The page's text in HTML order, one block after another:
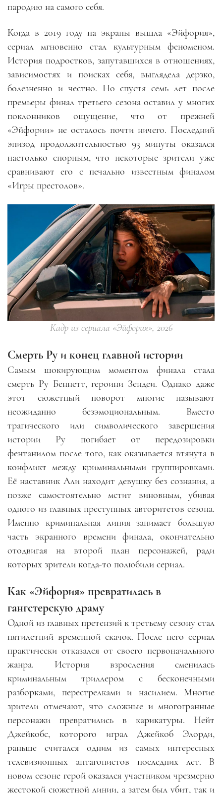
пародию на самого себя.
Когда в 2019 году на экраны вышла «Эйфория»,
сериал мгновенно стал культурным феноменом.
История подростков, запутавшихся в отношениях,
зависимостях и поисках себя, выглядела дерзко,
болезненно и честно. Но спустя семь лет после
премьеры финал третьего сезона оставил у многих
поклонников ощущение, что от прежней
«Эйфории» не осталось почти ничего. Последний
эпизод продолжительностью 93 минуты оказался
настолько спорным, что некоторые зрители уже
сравнивают его с печально известным финалом
«Игры престолов».
Кадр из сериала «Эйфория», 2026
Смерть Ру и конец главной истории
Самым шокирующим моментом финала стала
смерть Ру Беннетт, героини Зендеи. Однако даже
этот сюжетный поворот многие называют
неожиданно безэмоциональным. Вместо
трагического или символического завершения
истории Ру погибает от передозировки
фентанилом после того, как оказывается втянута в
конфликт между криминальными группировками.
Её наставник Али находит девушку без сознания, а
позже самостоятельно мстит виновным, убивая
одного из главных преступных авторитетов сезона.
Именно криминальная линия занимает большую
часть экранного времени финала, окончательно
отодвигая на второй план персонажей, ради
которых зрители когда-то полюбили сериал.
Как «Эйфория» превратилась в
гангстерскую драму
Одной из главных претензий к третьему сезону стал
пятилетний временной скачок. После него сериал
практически отказался от своего первоначального
жанра. История взросления сменилась
криминальным триллером с бесконечными
разборками, перестрелками и насилием. Многие
зрители отмечают, что сложные и многогранные
персонажи превратились в карикатуры. Нейт
Джейкобс, которого играл Джейкоб Элорди,
раньше считался одним из самых интересных
телевизионных антагонистов последних лет. В
новом сезоне герой оказался участником чрезмерно
жестокой сюжетной линии, а затем был убит, так и